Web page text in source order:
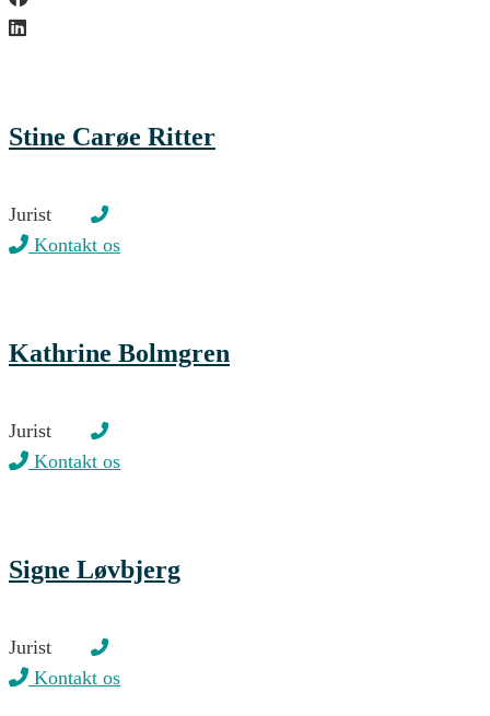
Stine Carøe Ritter
Jurist
Kontakt os
Kathrine Bolmgren
Jurist
Kontakt os
Signe Løvbjerg
Jurist
Kontakt os